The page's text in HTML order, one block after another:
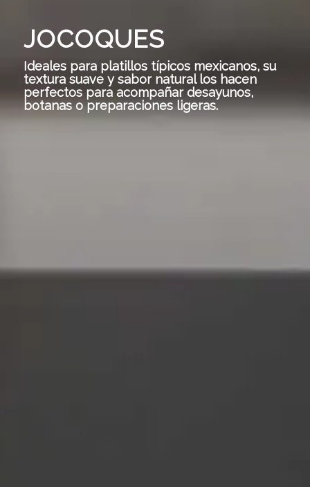
JOCOQUES
Ideales para platillos típicos mexicanos, su
textura suave y sabor natural los hacen
perfectos para acompañar desayunos,
botanas o preparaciones ligeras.